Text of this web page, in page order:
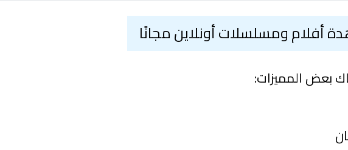
أفلام ومسلسلات أونلاين مجانًا
بعض المميزات: